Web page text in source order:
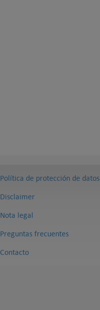
Política de protección de datos
Disclaimer
Nota legal
Preguntas frecuentes
Contacto